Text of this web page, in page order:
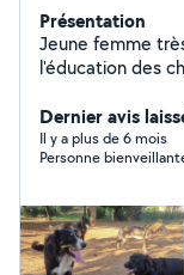
Présentation
Jeune femme
l'éducation des
Dernier avis
Il y a plus de 6 mois
Personne